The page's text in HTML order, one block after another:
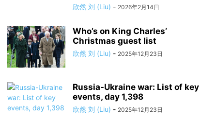
欣然 刘 (Liu) - 2026年2月14日
Who’s on King Charles’
Christmas guest list
欣然 刘 (Liu) - 2025年12月23日
Russia-Ukraine war: List of key
events, day 1,398
欣然 刘 (Liu) - 2025年12月23日